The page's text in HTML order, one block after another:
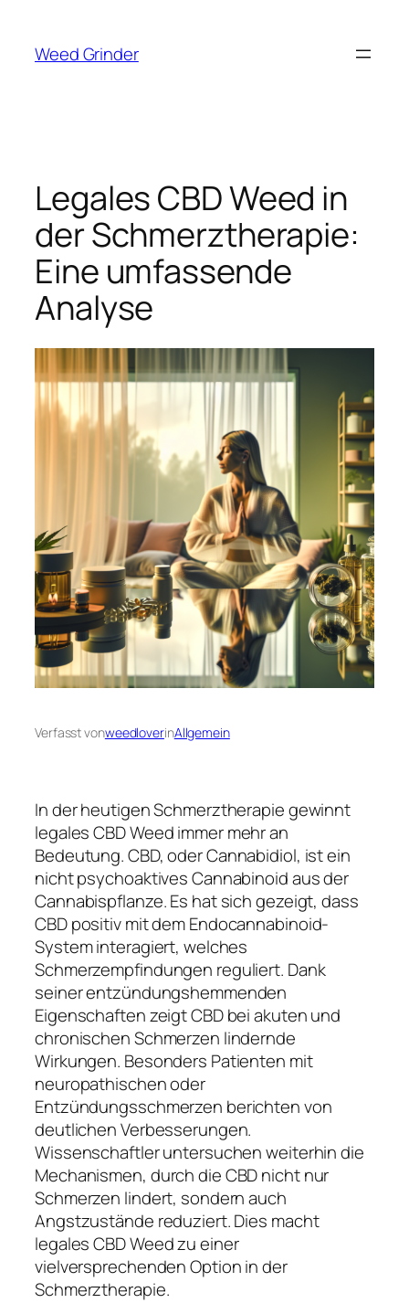
springen
Weed Grinder
Legales CBD Weed in
der Schmerztherapie:
Eine umfassende
Analyse
Verfasst vonweedloverinAllgemein
In der heutigen Schmerztherapie gewinnt
legales CBD Weed immer mehr an
Bedeutung. CBD, oder Cannabidiol, ist ein
nicht psychoaktives Cannabinoid aus der
Cannabispflanze. Es hat sich gezeigt, dass
CBD positiv mit dem Endocannabinoid-
System interagiert, welches
Schmerzempfindungen reguliert. Dank
seiner entzündungshemmenden
Eigenschaften zeigt CBD bei akuten und
chronischen Schmerzen lindernde
Wirkungen. Besonders Patienten mit
neuropathischen oder
Entzündungsschmerzen berichten von
deutlichen Verbesserungen.
Wissenschaftler untersuchen weiterhin die
Mechanismen, durch die CBD nicht nur
Schmerzen lindert, sondern auch
Angstzustände reduziert. Dies macht
legales CBD Weed zu einer
vielversprechenden Option in der
Schmerztherapie.